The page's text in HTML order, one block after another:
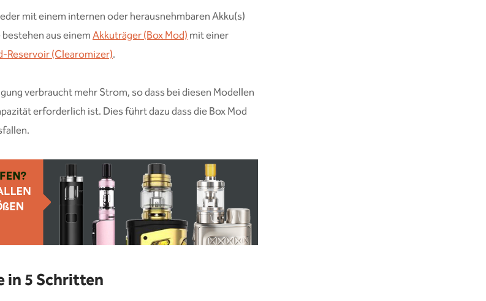
mit einem internen oder herausnehmbaren Akku(s)
aus einemAkkuträger (Box Mod)mit einer
Reservoir (Clearomizer).
verbraucht mehr Strom, so dass bei diesen Modellen
erforderlich ist. Dies führt dazu dass die Box Mod
in 5 Schritten